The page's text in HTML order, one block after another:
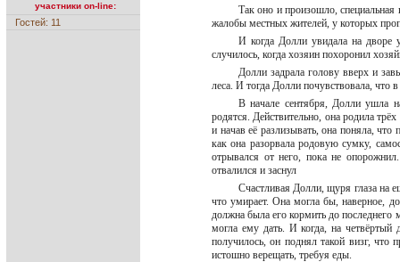
участники on-line:
Гостей: 11
Так оно и произошло, специальная
жалобы местных жителей, у которых
И когда Долли увидала на дворе
случилось, когда хозяин похоронил
Долли задрала голову вверх и
леса. И тогда Долли почувствовала, что
В начале сентября, Долли ушла
родятся. Действительно, она родила
и начав её разлизывать, она поняла,
как она разорвала родовую сумку,
отрывался от него, пока не
отвалился и заснул
Счастливая Долли, щуря глаза на
что умирает. Она могла бы, наверное,
должна была его кормить до последнего
могла ему дать. И когда, на четвёртый
получилось, он поднял такой визг, что
истошно верещать, требуя еды.